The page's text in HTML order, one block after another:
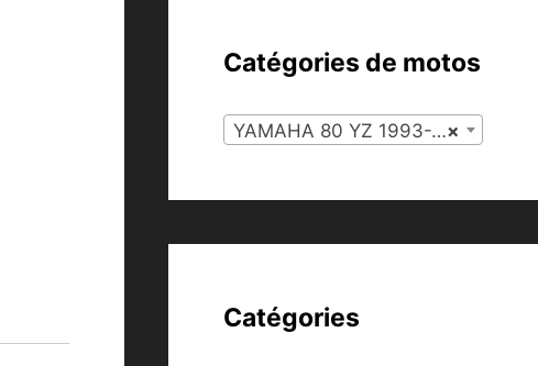
Catégories de motos
×
YAMAHA 80 YZ 1993-2001 (103)
Catégories